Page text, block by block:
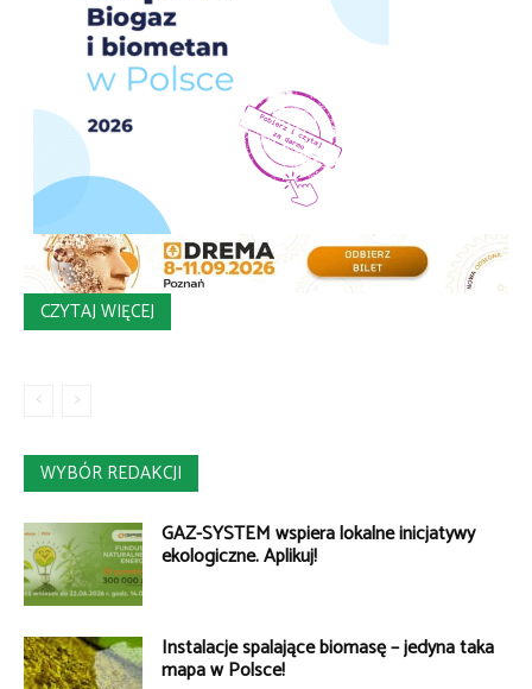
CZYTAJ WIĘCEJ
WYBÓR REDAKCJI
GAZ-SYSTEM wspiera lokalne inicjatywy
ekologiczne. Aplikuj!
Instalacje spalające biomasę – jedyna taka
mapa w Polsce!